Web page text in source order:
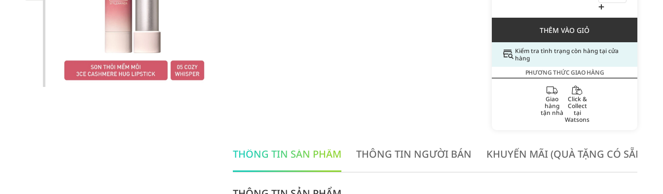
THÊM VÀO GIỎ
Kiểm tra tình trạng còn hàng tại cửa
hàng
PHƯƠNG THỨC GIAO HÀNG
Giao
hàng
tận nhà
Click &
Collect
tại
Watsons
THÔNG TIN SẢN PHẨM THÔNG TIN NGƯỜI BÁN KHUYẾN MÃI (QUÀ TẶNG CÓ SẴN